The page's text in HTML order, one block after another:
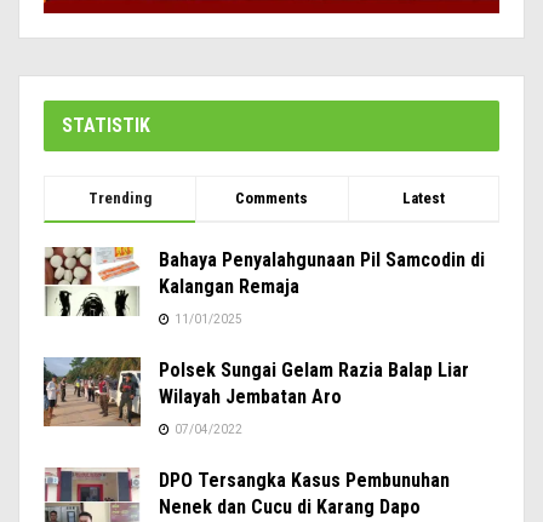
STATISTIK
Trending Comments Latest
Bahaya Penyalahgunaan Pil Samcodin di
Kalangan Remaja
11/01/2025
Polsek Sungai Gelam Razia Balap Liar
Wilayah Jembatan Aro
07/04/2022
DPO Tersangka Kasus Pembunuhan
Nenek dan Cucu di Karang Dapo